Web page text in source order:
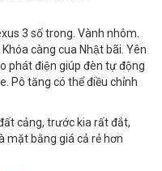
3 số trong. Vành nhôm.
càng cua Nhật bãi. Yên
phát điện giúp đèn tự động
Pô tăng có thể điều chỉnh
cảng, trước kia rất đắt,
mặt bằng giá cả rẻ hơn